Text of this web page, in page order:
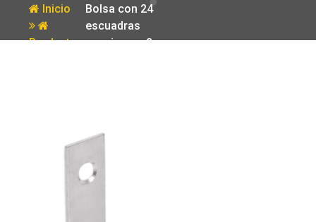
Inicio
Producto
Bolsa con 24
escuadras
esquineras 2-